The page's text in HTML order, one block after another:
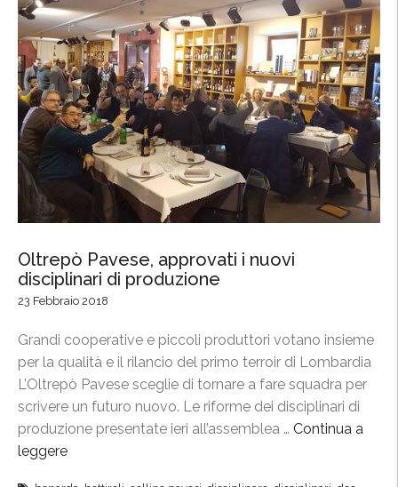
n
i
s
t
e
”
i
l
C
o
n
z
a
F
i
e
a
n
Oltrepò Pavese, approvati i nuovi
disciplinari di produzione
23 Febbraio 2018
Grandi cooperative e piccoli produttori votano insieme
per la qualità e il rilancio del primo terroir di Lombardia
L’Oltrepò Pavese sceglie di tornare a fare squadra per
scrivere un futuro nuovo. Le riforme dei disciplinari di
produzione presentate ieri all’assemblea … Continua a
leggere